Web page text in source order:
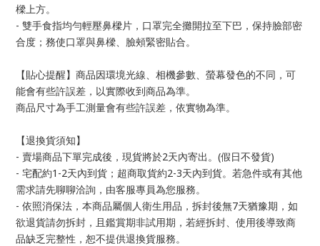
樑上方。
- 雙手食指均勻輕壓鼻樑片，口罩完全攤開拉至下巴，保持臉部密
合度；務使口罩與鼻樑、臉頰緊密貼合。
【貼心提醒】商品因環境光線、相機參數、螢幕發色的不同，可
能會有些許誤差，以實際收到商品為準。
商品尺寸為手工測量會有些許誤差，依實物為準。
【退換貨須知】
- 賣場商品下單完成後，現貨將於2天內寄出。(假日不發貨)
- 宅配約1-2天內到貨；超商取貨約2-3天內到貨。若急件或有其他
需求請先聊聊洽詢，由客服專員為您服務。
- 依照消保法，本商品屬個人衛生用品，拆封後無7天猶豫期，如
欲退貨請勿拆封，且鑑賞期非試用期，若經拆封、使用後導致商
品缺乏完整性，恕不提供退換貨服務。